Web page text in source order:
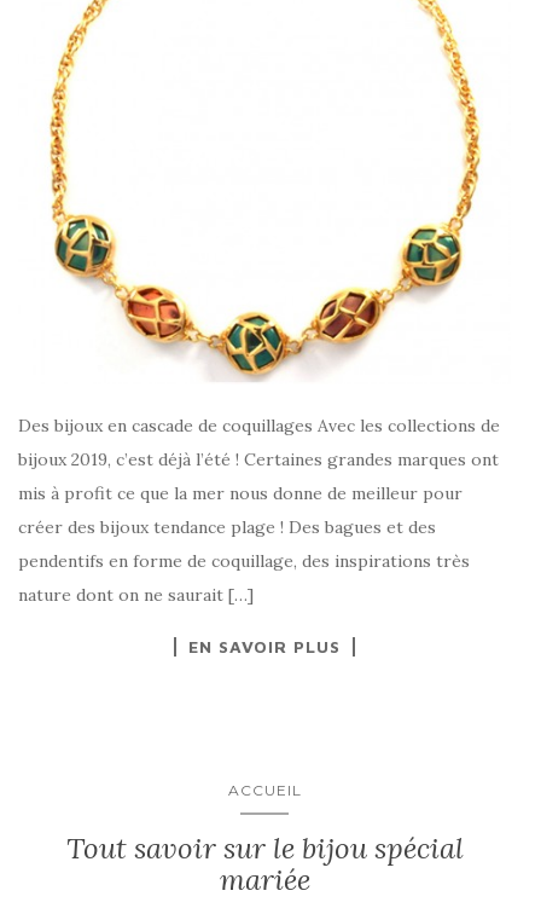
Des bijoux en cascade de coquillages Avec les collections de
bijoux 2019, c’est déjà l’été ! Certaines grandes marques ont
mis à profit ce que la mer nous donne de meilleur pour
créer des bijoux tendance plage ! Des bagues et des
pendentifs en forme de coquillage, des inspirations très
nature dont on ne saurait […]
EN SAVOIR PLUS
ACCUEIL
Tout savoir sur le bijou spécial
mariée